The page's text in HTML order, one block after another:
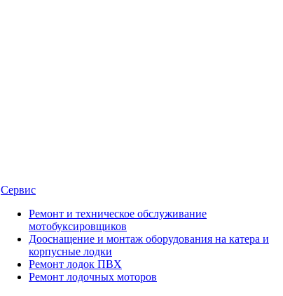
Сервис
Ремонт и техническое обслуживание
мотобуксировщиков
Дооснащение и монтаж оборудования на катера и
корпусные лодки
Ремонт лодок ПВХ
Ремонт лодочных моторов